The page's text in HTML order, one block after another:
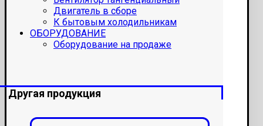
Двигатель в сборе
К бытовым холодильникам
ОБОРУДОВАНИЕ
Оборудование на продаже
Другая продукция